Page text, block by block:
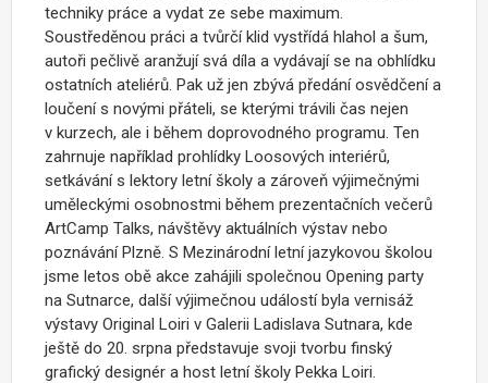
techniky práce a vydat ze sebe maximum.
Soustředěnou práci a tvůrčí klid vystřídá hlahol a šum,
autoři pečlivě aranžují svá díla a vydávají se na obhlídku
ostatních ateliérů. Pak už jen zbývá předání osvědčení a
loučení s novými přáteli, se kterými trávili čas nejen
v kurzech, ale i během doprovodného programu. Ten
zahrnuje například prohlídky Loosových interiérů,
setkávání s lektory letní školy a zároveň výjimečnými
uměleckými osobnostmi během prezentačních večerů
ArtCamp Talks, návštěvy aktuálních výstav nebo
poznávání Plzně. S Mezinárodní letní jazykovou školou
jsme letos obě akce zahájili společnou Opening party
na Sutnarce, další výjimečnou událostí byla vernisáž
výstavy Original Loiri v Galerii Ladislava Sutnara, kde
ještě do 20. srpna představuje svoji tvorbu finský
grafický designér a host letní školy Pekka Loiri.